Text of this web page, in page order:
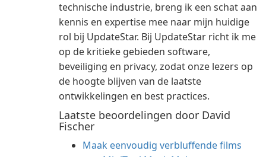
technische industrie, breng ik een schat aan
kennis en expertise mee naar mijn huidige
rol bij UpdateStar. Bij UpdateStar richt ik me
op de kritieke gebieden software,
beveiliging en privacy, zodat onze lezers op
de hoogte blijven van de laatste
ontwikkelingen en best practices.
Laatste beoordelingen door David
Fischer
Maak eenvoudig verbluffende films